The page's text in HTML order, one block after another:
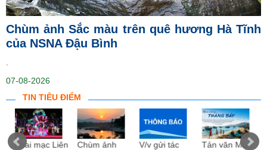
Chùm ảnh Sắc màu trên quê hương Hà Tĩnh
của NSNA Đậu Bình
07-08-2026
TIN TIÊU ĐIỂM
Khai mạc Liên
Chùm ảnh
V/v gửi tác
Tản văn Mùa